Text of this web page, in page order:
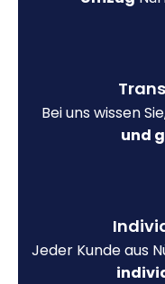
Bei uns wissen
und
Jeder Kunde aus